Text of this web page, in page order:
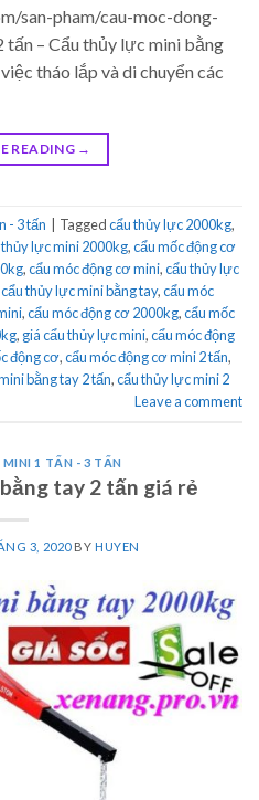
san-pham/cau-moc-dong-
– Cẩu thủy lực mini bằng
tháo lắp và di chuyển các
READING →
- 3 tấn Taggedcẩu thủy lực 2000kg,
lực mini 2000kg,cẩu mốc động cơ
,cẩu móc động cơ mini,cẩu thủy lực
cẩu thủy lực mini bằng tay,cẩu móc
,cẩu móc động cơ 2000kg,cẩu mốc
, giá cẩu thủy lực mini,cẩu móc động
động cơ,cẩu móc động cơ mini 2 tấn,
bằng tay 2 tấn,cẩu thủy lực mini 2
Leave a comment
1 TẤN - 3 TẤN
tay 2 tấn giá rẻ
3, 2020BY HUYEN